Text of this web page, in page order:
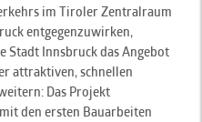
im Tiroler Zentralraum
entgegenzuwirken,
Stadt Innsbruck das Angebot
attraktiven, schnellen
Das Projekt
den ersten Bauarbeiten